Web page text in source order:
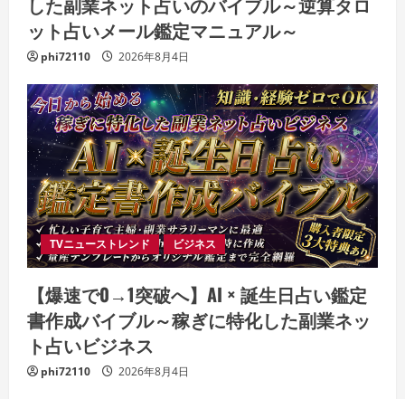
ット占いメール鑑定マニュアル～
phi72110 2026年8月4日
TVニューストレンド ビジネス
【爆速で0→1突破へ】AI × 誕生日占い鑑定
書作成バイブル～稼ぎに特化した副業ネッ
ト占いビジネス
phi72110 2026年8月4日